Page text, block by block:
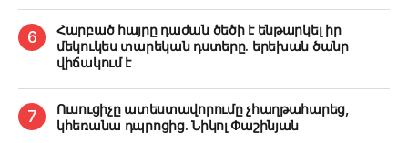
Հարբած հայրը դաժան ծեծի է ենթարկել իր
մեկուկես տարեկան դստերը. երեխան ծանր
վիճակում է
Ուսուցիչը ատեստավորումը չհաղթահարեց,
կհեռանա դպրոցից. Նիկոլ Փաշինյան